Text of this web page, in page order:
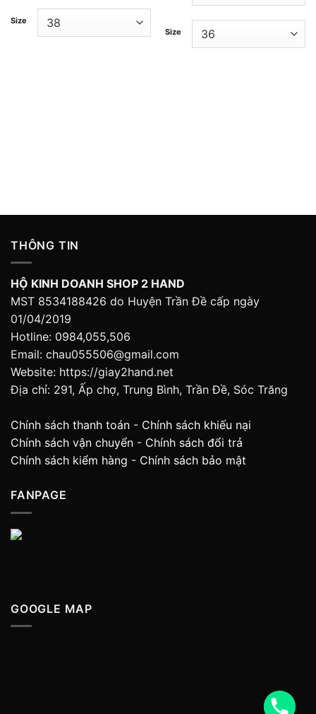
Size
Size
THÔNG TIN
HỘ KINH DOANH SHOP 2 HAND
MST 8534188426 do Huyện Trần Đề cấp ngày
01/04/2019
Hotline: 0984,055,506
Email: chau055506@gmail.com
Website: https://giay2hand.net
Địa chỉ: 291, Ấp chợ, Trung Bình, Trần Đề, Sóc Trăng
Chính sách thanh toán - Chính sách khiếu nại
Chính sách vận chuyển - Chính sách đổi trả
Chính sách kiểm hàng - Chính sách bảo mật
FANPAGE
GOOGLE MAP